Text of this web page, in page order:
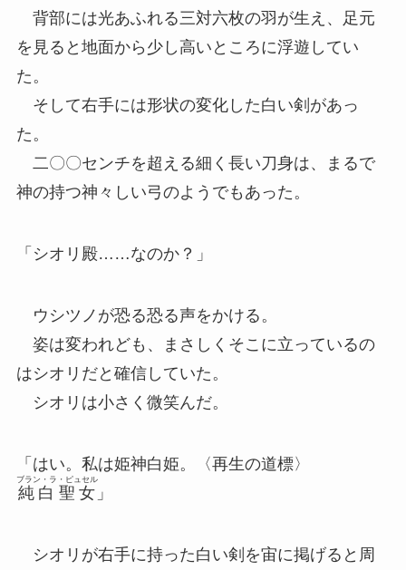
背部には光あふれる三対六枚の羽が生え、足元
を見ると地面から少し高いところに浮遊してい
た。
そして右手には形状の変化した白い剣があっ
た。
二〇〇センチを超える細く長い刀身は、まるで
神の持つ神々しい弓のようでもあった。
「シオリ殿……なのか？」
ウシツノが恐る恐る声をかける。
姿は変われども、まさしくそこに立っているの
はシオリだと確信していた。
シオリは小さく微笑んだ。
「はい。私は姫神白姫。〈再生の道標〉
純白聖女
ブラン・ラ・ピュセル
」
シオリが右手に持った白い剣を宙に掲げると周